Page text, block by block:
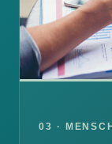
03 ·